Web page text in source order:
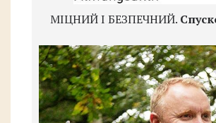
МІЦНИЙ І БЕЗПЕЧНИЙ.